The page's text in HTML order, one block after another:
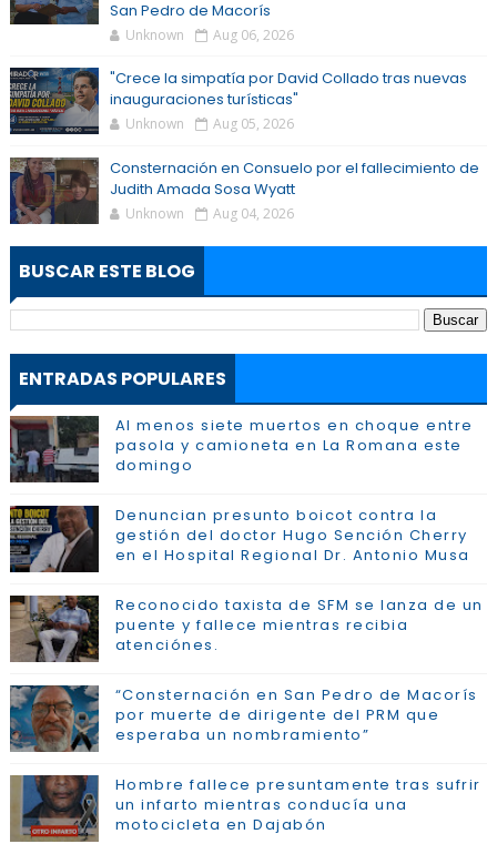
San Pedro de Macorís
Unknown Aug 06, 2026
"Crece la simpatía por David Collado tras nuevas
inauguraciones turísticas"
Unknown Aug 05, 2026
Consternación en Consuelo por el fallecimiento de
Judith Amada Sosa Wyatt
Unknown Aug 04, 2026
BUSCAR ESTE BLOG
ENTRADAS POPULARES
Al menos siete muertos en choque entre
pasola y camioneta en La Romana este
domingo
Denuncian presunto boicot contra la
gestión del doctor Hugo Sención Cherry
en el Hospital Regional Dr. Antonio Musa
Reconocido taxista de SFM se lanza de un
puente y fallece mientras recibia
atenciónes.
“Consternación en San Pedro de Macorís
por muerte de dirigente del PRM que
esperaba un nombramiento”
Hombre fallece presuntamente tras sufrir
un infarto mientras conducía una
motocicleta en Dajabón